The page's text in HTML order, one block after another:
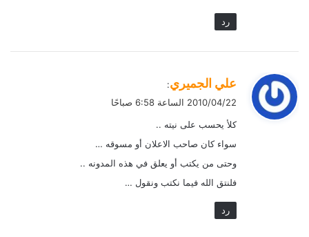
رد
ي
ل
علي الجميري:
2010/04/22 الساعة 6:58 صباحًا
كلأ يحسب على نيته ..
سواء كان صاحب الاعلان أو مسوقه …
وحتى من يكتب أو يعلق في هذه المدونه ..
فلنتق الله فيما نكتب ونقول …
رد